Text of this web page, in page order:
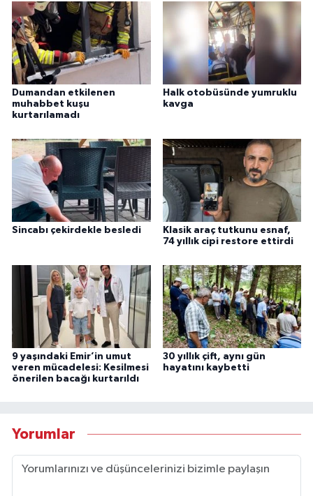
Dumandan etkilenen
muhabbet kuşu
kurtarılamadı
Halk otobüsünde yumruklu
kavga
Sincabı çekirdekle besledi
Klasik araç tutkunu esnaf,
74 yıllık cipi restore ettirdi
9 yaşındaki Emir’in umut
veren mücadelesi: Kesilmesi
önerilen bacağı kurtarıldı
30 yıllık çift, aynı gün
hayatını kaybetti
Yorumlar